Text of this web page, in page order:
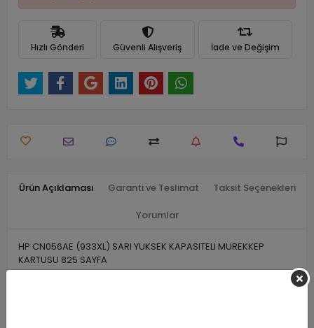
Hızlı Gönderi Güvenli Alışveriş İade ve Değişim
Ürün Açıklaması Garanti ve Teslimat Taksit Seçenekleri
Yorumlar
HP CN056AE (933XL) SARI YUKSEK KAPASITELI MUREKKEP
KARTUSU 825 SAYFA